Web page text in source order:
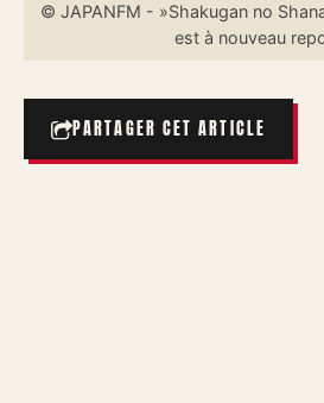
© JAPANFM - »Shakugan no
est à nouveau
PARTAGER CET ARTICLE